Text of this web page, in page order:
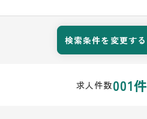
検索条件を変更する
求人件数001件